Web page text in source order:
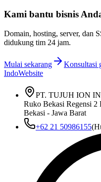
Kami bantu bisnis
Domain, hosting, server, dan
didukung tim 24 jam.
Mulai sekarang
Konsultasi
IndoWebsite
PT. TUJUH ION
Ruko Bekasi Regensi
Bekasi - Jawa Barat
+62 21 50986155